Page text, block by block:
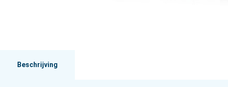
Beschrijving